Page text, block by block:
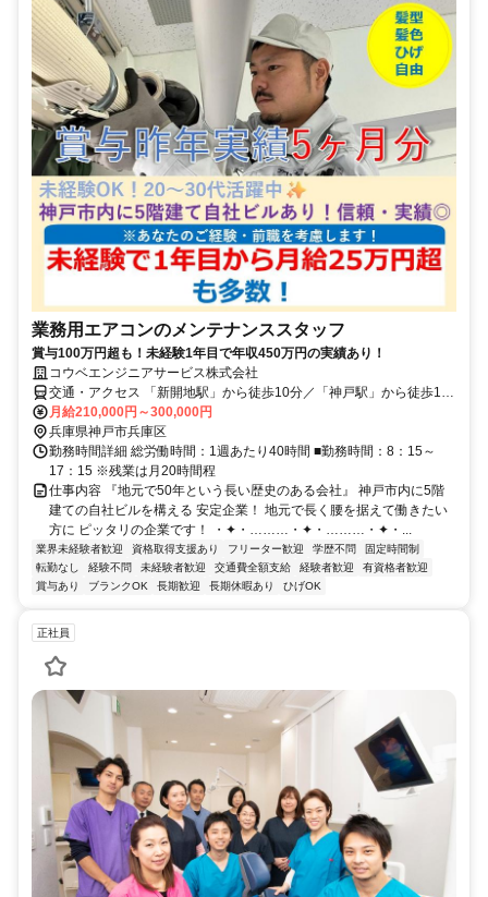
業務用エアコンのメンテナンススタッフ
賞与100万円超も！未経験1年目で年収450万円の実績あり！
コウベエンジニアサービス株式会社
交通・アクセス 「新開地駅」から徒歩10分／「神戸駅」から徒歩12
分／「高速神戸駅」から徒歩13分／「中央市場前駅」から徒歩13分
／「兵庫駅」から徒歩15分／「大開駅」から徒歩18分
月給210,000円～300,000円
兵庫県神戸市兵庫区
勤務時間詳細 総労働時間：1週あたり40時間 ■勤務時間：8：15～
17：15 ※残業は月20時間程
仕事内容 『地元で50年という長い歴史のある会社』 神戸市内に5階
建ての自社ビルを構える 安定企業！ 地元で長く腰を据えて働きたい
方に ピッタリの企業です！ ・✦・………・✦・………・✦・...
業界未経験者歓迎 資格取得支援あり フリーター歓迎 学歴不問
固定時間制
転勤なし
経験不問 未経験者歓迎 交通費全額支給 経験者歓迎
有資格者歓迎
賞与あり
ブランクOK 長期歓迎 長期休暇あり ひげOK
正社員